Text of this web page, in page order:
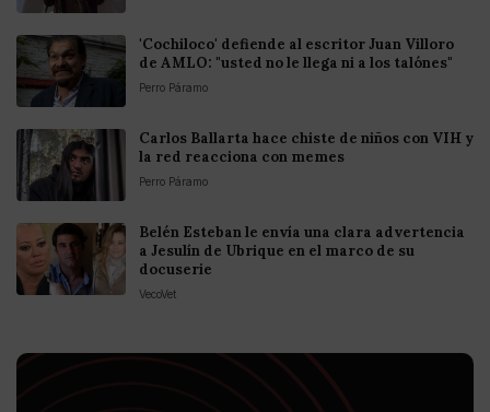
'Cochiloco' defiende al escritor Juan Villoro
de AMLO: "usted no le llega ni a los talónes"
Perro Páramo
Carlos Ballarta hace chiste de niños con VIH y
la red reacciona con memes
Perro Páramo
Belén Esteban le envía una clara advertencia
a Jesulín de Ubrique en el marco de su
docuserie
VecoVet